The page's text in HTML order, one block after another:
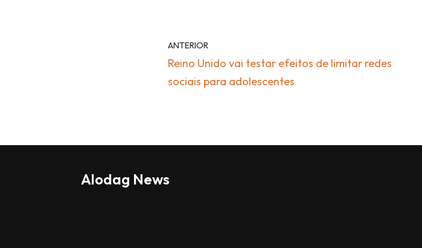
ANTERIOR
Reino Unido vai testar efeitos de limitar redes
sociais para adolescentes
Alodag News